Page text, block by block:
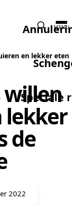
Speciale
MENU
en lekker eten
willen
lekker
de
2022